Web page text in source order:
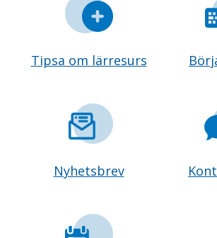
Tipsa om lärresurs
Nyhetsbrev